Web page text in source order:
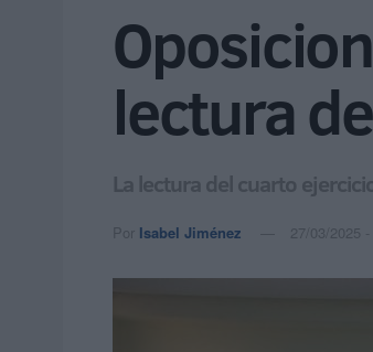
lectura
La lectura del cuarto
Por Isabel Jiménez 27/03/2025